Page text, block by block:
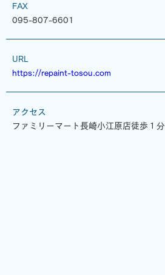
FAX
095-807-6601
URL
https://repaint-tosou.com
アクセス
ファミリーマート長崎小江原店徒歩１分